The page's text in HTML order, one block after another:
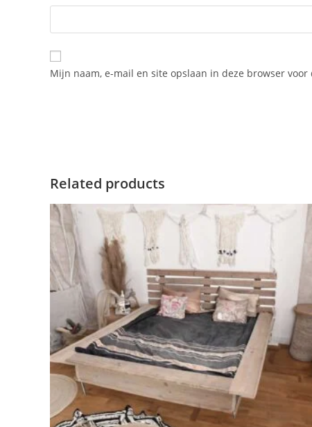
Mijn naam, e-mail en site opslaan in deze browser
Related products